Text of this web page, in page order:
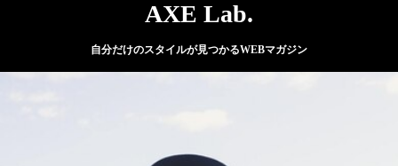
AXE Lab.
自分だけのスタイルが見つかるWEBマガジン